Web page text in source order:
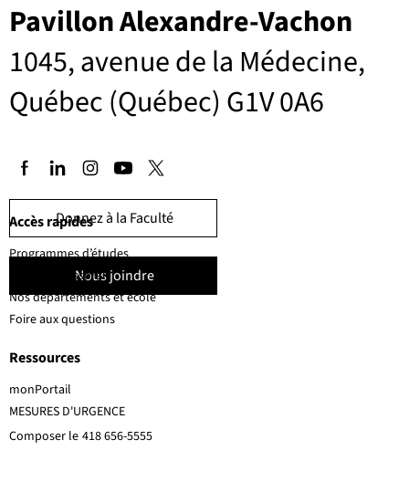
Pavillon Alexandre-Vachon
1045, avenue de la Médecine,
Québec (Québec) G1V 0A6
Donnez à la Faculté
Nous joindre
MESURES D'URGENCE
Composer le 418 656-5555
Accès rapides
Ressources
Programmes d’études
Corps professoral
Nos départements et école
Foire aux questions
monPortail